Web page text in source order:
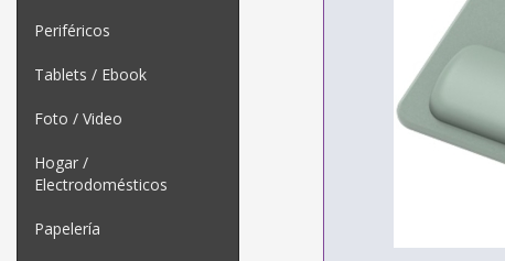
Periféricos
Tablets / Ebook
Foto / Video
Hogar /
Electrodomésticos
Papelería